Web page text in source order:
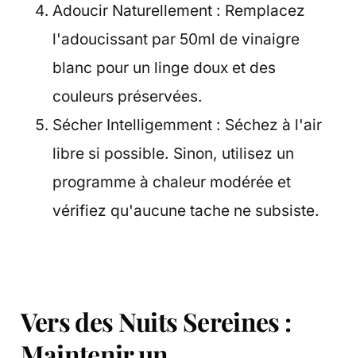
Adoucir Naturellement : Remplacez
l'adoucissant par 50ml de vinaigre
blanc pour un linge doux et des
couleurs préservées.
Sécher Intelligemment : Séchez à l'air
libre si possible. Sinon, utilisez un
programme à chaleur modérée et
vérifiez qu'aucune tache ne subsiste.
Vers des Nuits Sereines :